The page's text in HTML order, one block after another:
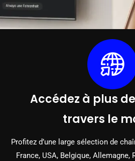
Accédez à plus de
travers le
Profitez d’une large sélection de
France, USA, Belgique, Allemagne,